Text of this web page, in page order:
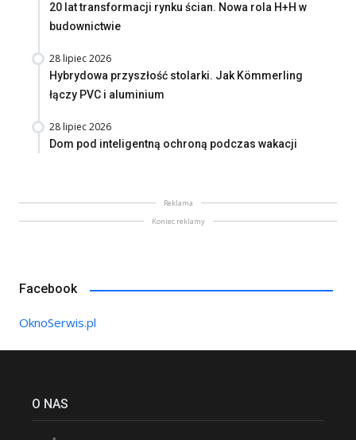
20 lat transformacji rynku ścian. Nowa rola H+H w
budownictwie
28 lipiec 2026
Hybrydowa przyszłość stolarki. Jak Kömmerling
łączy PVC i aluminium
28 lipiec 2026
Dom pod inteligentną ochroną podczas wakacji
Reklama
Koniec reklamy
Facebook
OknoSerwis.pl
O NAS